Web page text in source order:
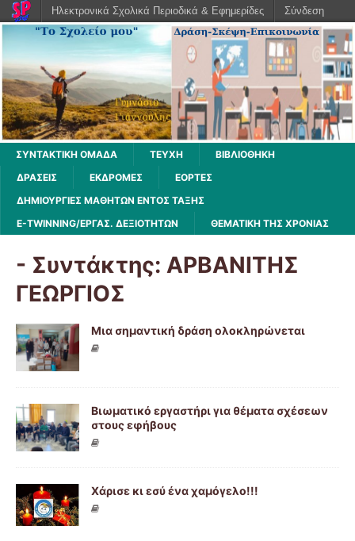
ΣΥΝΤΑΚΤΙΚΗ ΟΜΑΔΑ ΤΕΥΧΗ
ΒΙΒΛΙΟΘΉΚΗ
ΔΡΆΣΕΙΣ
ΕΚΔΡΟΜΈΣ
ΕΟΡΤΕΣ
ΔΗΜΙΟΥΡΓΙΕΣ ΜΑΘΗΤΩΝ ΕΝΤΟΣ ΤΑΞΗΣ
E-TWINNING/ΕΡΓΑΣ. ΔΕΞΙΟΤΉΤΩΝ
ΘΕΜΑΤΙΚΗ ΤΗΣ ΧΡΟΝΙΑΣ
- Συντάκτης: ΑΡΒΑΝΙΤΗΣ
ΓΕΩΡΓΙΟΣ
Μια σημαντική δράση ολοκληρώνεται
Βιωματικό εργαστήρι για θέματα σχέσεων
στους εφήβους
Χάρισε κι εσύ ένα χαμόγελο!!!
Ηλεκτρονικά Σχολικά Περιοδικά & Εφημερίδες Σύνδεση